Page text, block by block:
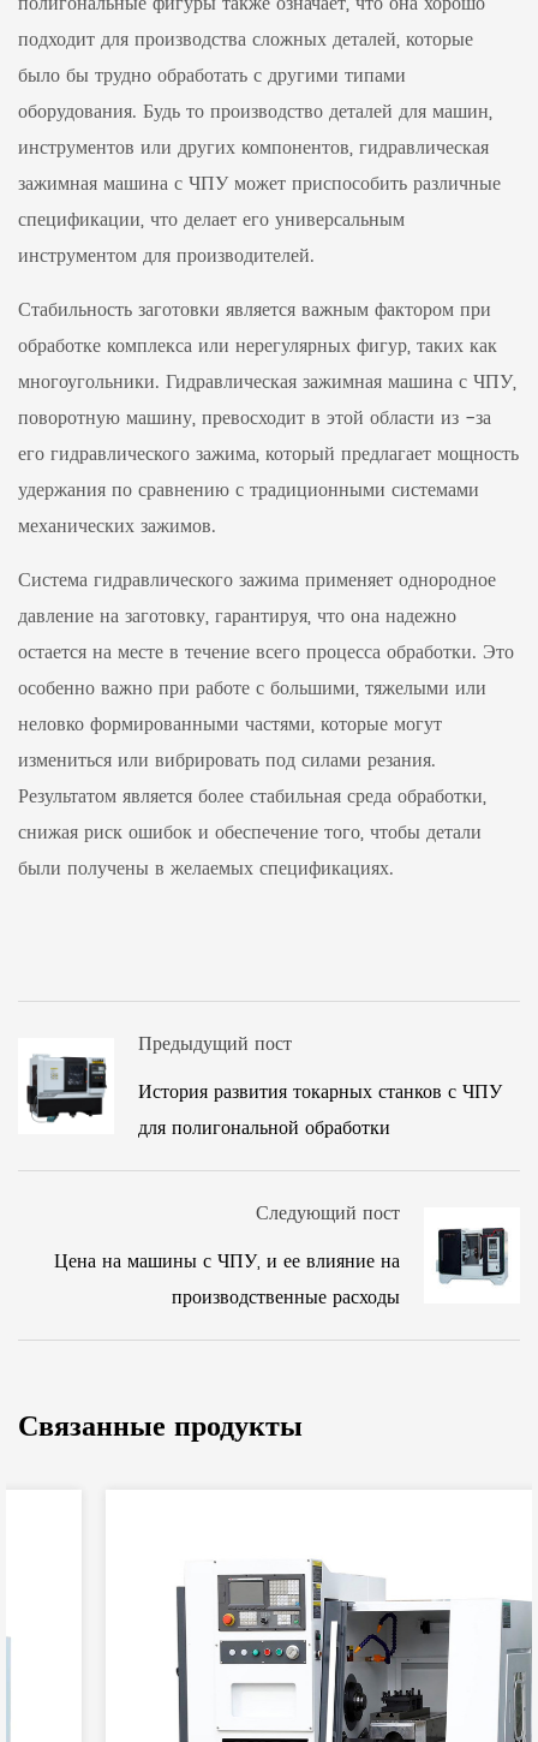
подходит для производства сложных деталей, которые
было бы трудно обработать с другими типами
оборудования. Будь то производство деталей для машин,
инструментов или других компонентов, гидравлическая
зажимная машина с ЧПУ может приспособить различные
спецификации, что делает его универсальным
инструментом для производителей.
Стабильность заготовки является важным фактором при
обработке комплекса или нерегулярных фигур, таких как
многоугольники. Гидравлическая зажимная машина с ЧПУ,
поворотную машину, превосходит в этой области из -за
его гидравлического зажима, который предлагает мощность
удержания по сравнению с традиционными системами
механических зажимов.
Система гидравлического зажима применяет однородное
давление на заготовку, гарантируя, что она надежно
остается на месте в течение всего процесса обработки. Это
особенно важно при работе с большими, тяжелыми или
неловко формированными частями, которые могут
измениться или вибрировать под силами резания.
Результатом является более стабильная среда обработки,
снижая риск ошибок и обеспечение того, чтобы детали
были получены в желаемых спецификациях.
Предыдущий пост
История развития токарных станков с ЧПУ
для полигональной обработки
Следующий пост
Цена на машины с ЧПУ, и ее влияние на
производственные расходы
Связанные продукты